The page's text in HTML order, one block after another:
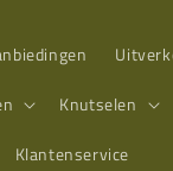
Knutselen
Klantenservice